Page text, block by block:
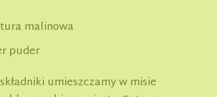
malinowa
puder
umieszczamy w misie